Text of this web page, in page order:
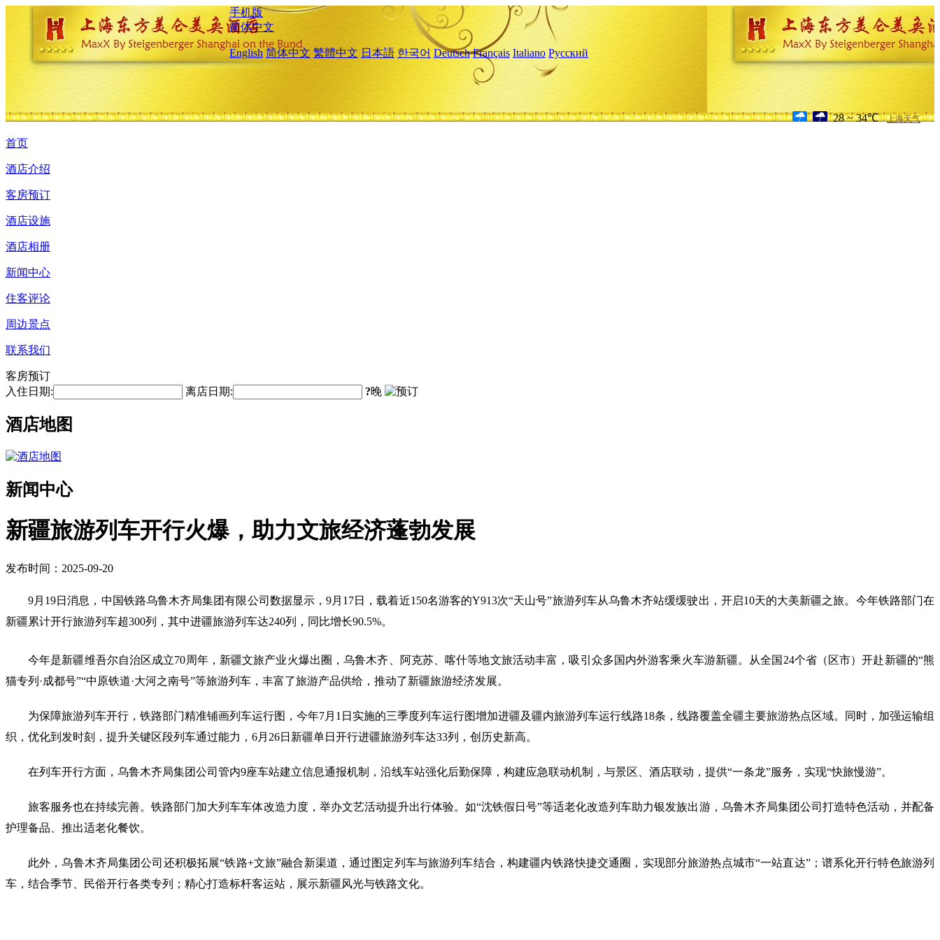
手机版
简体中文
English 简体中文 繁體中文 日本語 한국어 Deutsch Français Italiano Русский
28 ~ 34℃ 上海天气
首页
酒店介绍
客房预订
酒店设施
酒店相册
新闻中心
住客评论
周边景点
联系我们
客房预订
入住日期:
离店日期: ?晚
酒店地图
新闻中心
新疆旅游列车开行火爆，助力文旅经济蓬勃发展
发布时间：2025-09-20
9月19日消息，中国铁路乌鲁木齐局集团有限公司数据显示，9月17日，载着近150名游客的Y913次“天山号”旅游列车从乌鲁木齐站缓缓驶出，开启10天的大美新疆之旅。今年铁路部门在
新疆累计开行旅游列车超300列，其中进疆旅游列车达240列，同比增长90.5%。
今年是新疆维吾尔自治区成立70周年，新疆文旅产业火爆出圈，乌鲁木齐、阿克苏、喀什等地文旅活动丰富，吸引众多国内外游客乘火车游新疆。从全国24个省（区市）开赴新疆的“熊
猫专列·成都号”“中原铁道·大河之南号”等旅游列车，丰富了旅游产品供给，推动了新疆旅游经济发展。
为保障旅游列车开行，铁路部门精准铺画列车运行图，今年7月1日实施的三季度列车运行图增加进疆及疆内旅游列车运行线路18条，线路覆盖全疆主要旅游热点区域。同时，加强运输组
织，优化到发时刻，提升关键区段列车通过能力，6月26日新疆单日开行进疆旅游列车达33列，创历史新高。
在列车开行方面，乌鲁木齐局集团公司管内9座车站建立信息通报机制，沿线车站强化后勤保障，构建应急联动机制，与景区、酒店联动，提供“一条龙”服务，实现“快旅慢游”。
旅客服务也在持续完善。铁路部门加大列车车体改造力度，举办文艺活动提升出行体验。如“沈铁假日号”等适老化改造列车助力银发族出游，乌鲁木齐局集团公司打造特色活动，并配备
护理备品、推出适老化餐饮。
此外，乌鲁木齐局集团公司还积极拓展“铁路+文旅”融合新渠道，通过图定列车与旅游列车结合，构建疆内铁路快捷交通圈，实现部分旅游热点城市“一站直达”；谱系化开行特色旅游列
车，结合季节、民俗开行各类专列；精心打造标杆客运站，展示新疆风光与铁路文化。